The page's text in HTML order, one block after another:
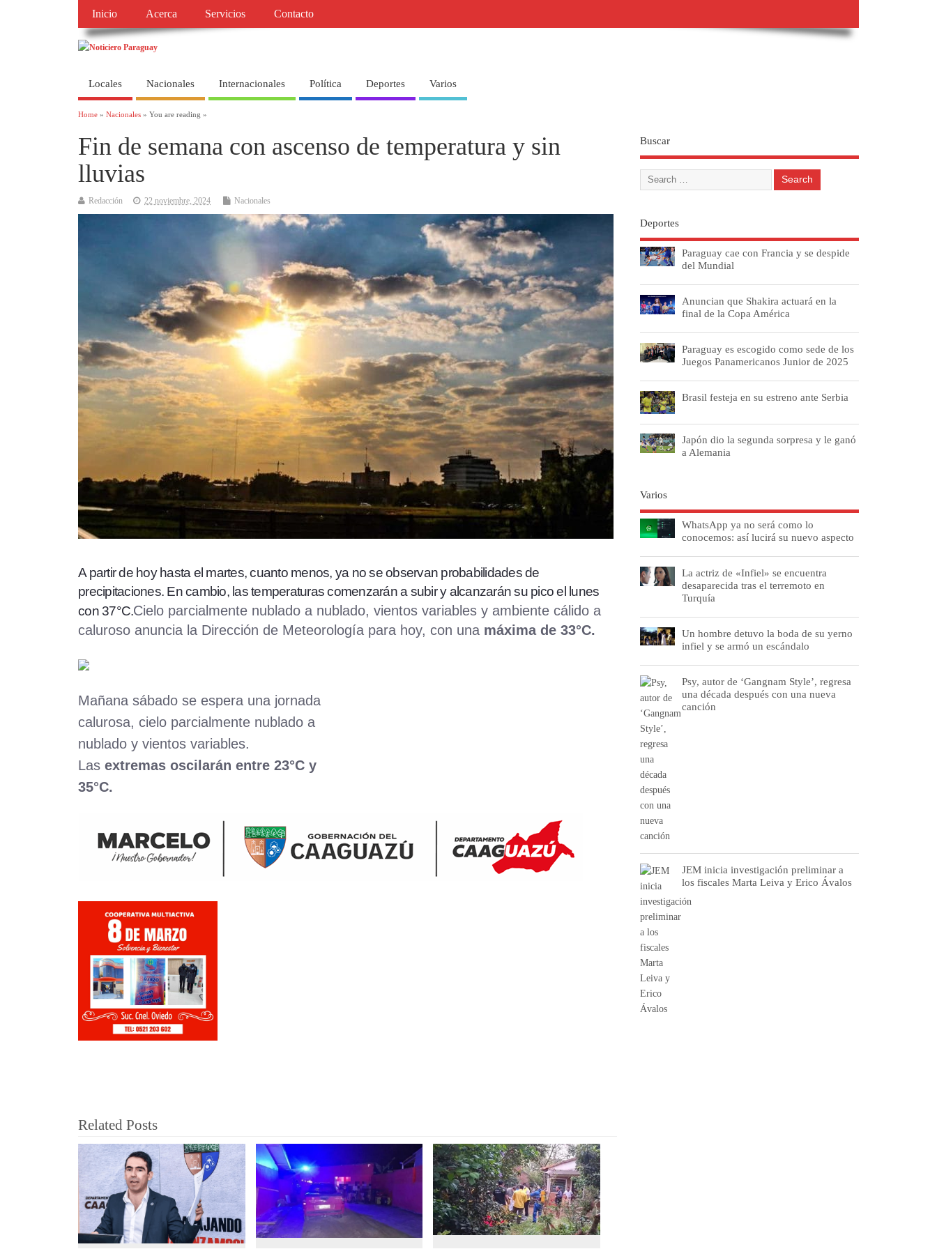
Inicio Acerca Servicios Contacto
Locales Nacionales Internacionales Política Deportes Varios
Home » Nacionales » You are reading »
Fin de semana con ascenso de temperatura y sin
lluvias
Redacción 22 noviembre, 2024 Nacionales
A partir de hoy hasta el martes, cuanto menos, ya no se observan probabilidades de
precipitaciones. En cambio, las temperaturas comenzarán a subir y alcanzarán su pico el lunes
con 37°C.Cielo parcialmente nublado a nublado, vientos variables y ambiente cálido a
caluroso anuncia la Dirección de Meteorología para hoy, con una máxima de 33°C.
Mañana sábado se espera una jornada
calurosa, cielo parcialmente nublado a
nublado y vientos variables.
Las extremas oscilarán entre 23°C y
35°C.
Related Posts
Buscar
Deportes
Paraguay cae con Francia y se despide
del Mundial
Anuncian que Shakira actuará en la
final de la Copa América
Paraguay es escogido como sede de los
Juegos Panamericanos Junior de 2025
Brasil festeja en su estreno ante Serbia
Japón dio la segunda sorpresa y le ganó
a Alemania
Varios
WhatsApp ya no será como lo
conocemos: así lucirá su nuevo aspecto
La actriz de «Infiel» se encuentra
desaparecida tras el terremoto en
Turquía
Un hombre detuvo la boda de su yerno
infiel y se armó un escándalo
Psy, autor de ‘Gangnam Style’, regresa
una década después con una nueva
canción
JEM inicia investigación preliminar a
los fiscales Marta Leiva y Erico Ávalos